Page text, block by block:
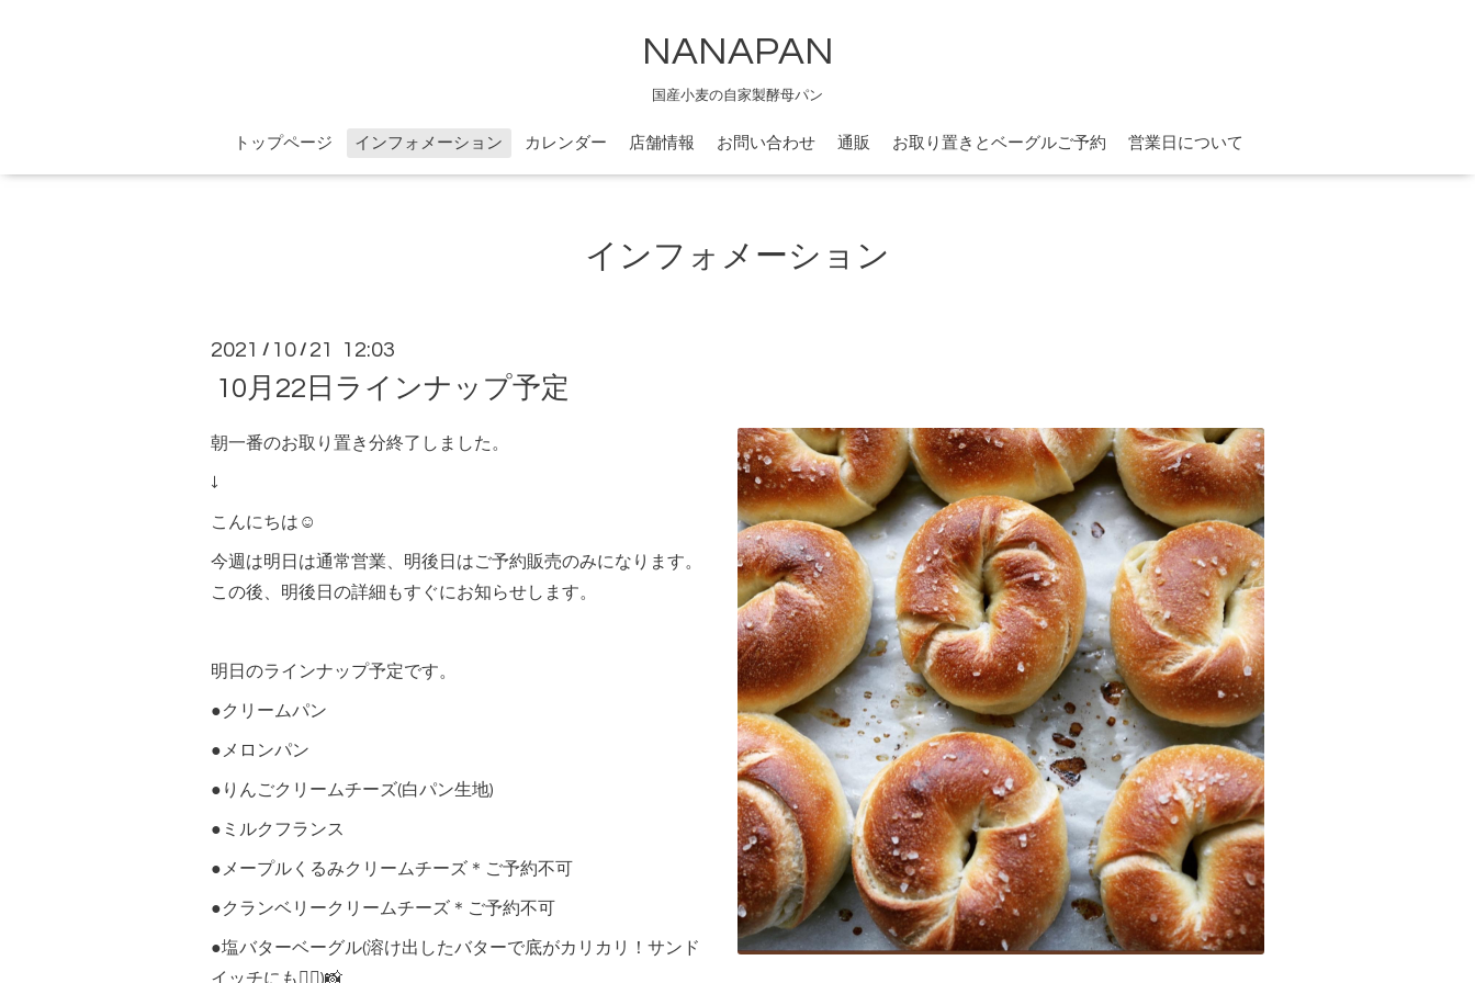
NANAPAN
国産小麦の自家製酵母パン
トップページ インフォメーション カレンダー 店舗情報 お問い合わせ 通販 お取り置きとベーグルご予約 営業日について
インフォメーション
2021 / 10 / 21 12:03
10月22日ラインナップ予定
朝一番のお取り置き分終了しました。
↓
こんにちは☺︎
今週は明日は通常営業、明後日はご予約販売のみになります。
この後、明後日の詳細もすぐにお知らせします。
明日のラインナップ予定です。
●クリームパン
●メロンパン
●りんごクリームチーズ(白パン生地)
●ミルクフランス
●メープルくるみクリームチーズ＊ご予約不可
●クランベリークリームチーズ＊ご予約不可
●塩バターベーグル(溶け出したバターで底がカリカリ！サンド
イッチにも🙆‍♀️)📸